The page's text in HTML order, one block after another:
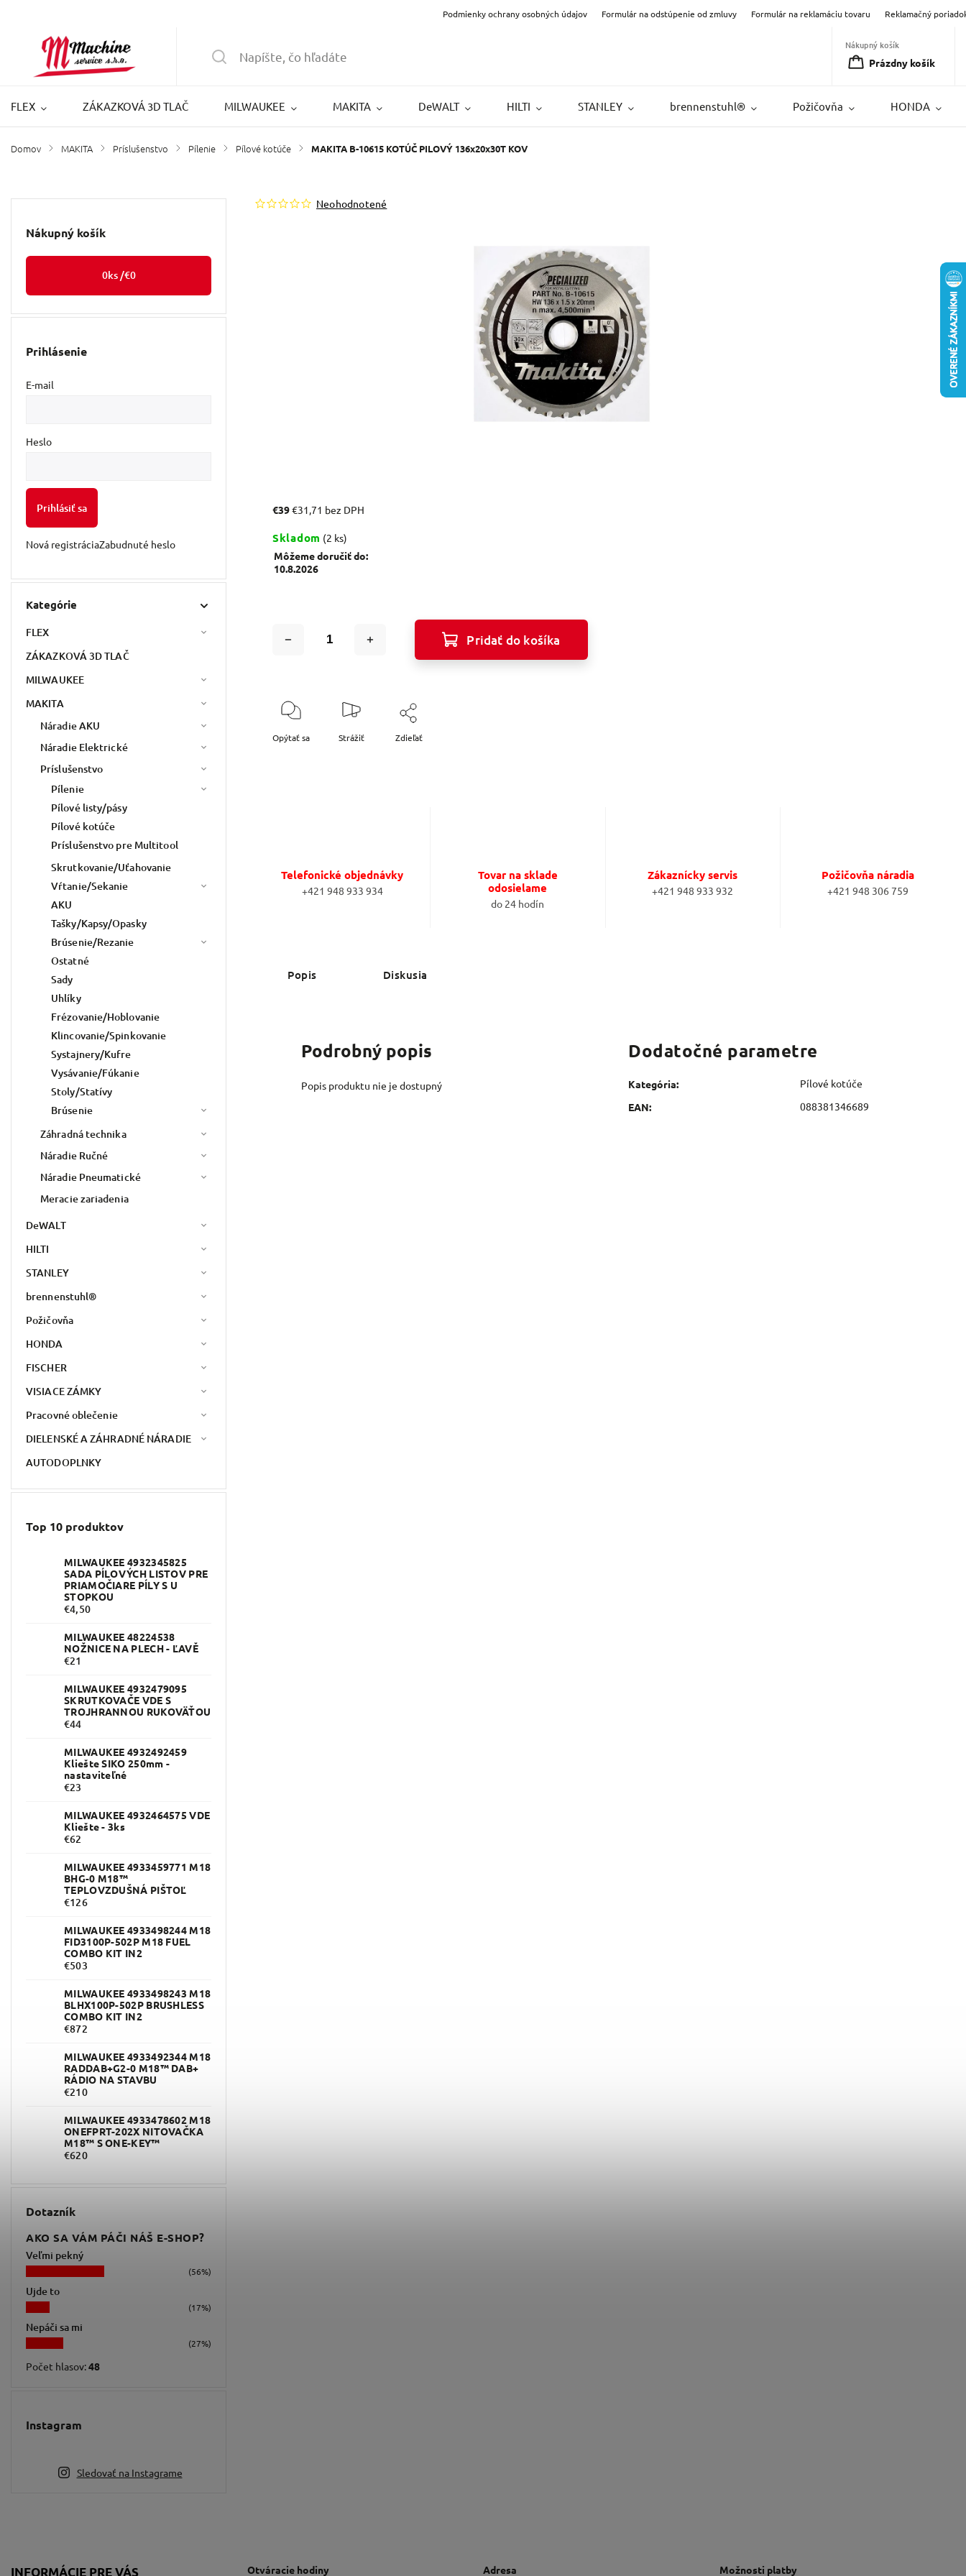
Podmienky ochrany osobných údajov Formulár na odstúpenie od zmluvy Formulár na reklamáciu tovaru Reklamačný
Nákupný košík
Prázdny košík
FLEX ZÁKAZKOVÁ 3D TLAČ MILWAUKEE MAKITA DeWALT HILTI STANLEY brennenstuhl® Požičovňa HONDA
Domov / MAKITA / Príslušenstvo / Pílenie / Pílové kotúče / MAKITA B-10615 KOTÚČ PILOVÝ 136x20x30T KOV
Nákupný košík
0ks /€0
Prihlásenie
E-mail
Heslo
Prihlásiť sa
Nová registráciaZabudnuté heslo
Kategórie
FLEX
ZÁKAZKOVÁ 3D TLAČ
MILWAUKEE
MAKITA
Náradie AKU
Náradie Elektrické
Príslušenstvo
Pílenie
Pílové listy/pásy
Pílové kotúče
Príslušenstvo pre Multitool
Skrutkovanie/Uťahovanie
Vŕtanie/Sekanie
AKU
Tašky/Kapsy/Opasky
Brúsenie/Rezanie
Ostatné
Sady
Uhlíky
Frézovanie/Hoblovanie
Klincovanie/Spinkovanie
Systajnery/Kufre
Vysávanie/Fúkanie
Stoly/Statívy
Brúsenie
Záhradná technika
Náradie Ručné
Náradie Pneumatické
Meracie zariadenia
DeWALT
HILTI
STANLEY
brennenstuhl®
Požičovňa
HONDA
FISCHER
VISIACE ZÁMKY
Pracovné oblečenie
DIELENSKÉ A ZÁHRADNÉ NÁRADIE
AUTODOPLNKY
Top 10 produktov
MILWAUKEE 4932345825
SADA PÍLOVÝCH LISTOV PRE
PRIAMOČIARE PÍLY S U
STOPKOU
€4,50
MILWAUKEE 48224538
NOŽNICE NA PLECH - ĽAVĚ
€21
MILWAUKEE 4932479095
SKRUTKOVAČE VDE S
TROJHRANNOU RUKOVÄŤOU
€44
MILWAUKEE 4932492459
Kliešte SIKO 250mm -
nastaviteľné
€23
MILWAUKEE 4932464575 VDE
Kliešte - 3ks
€62
MILWAUKEE 4933459771 M18
BHG-0 M18™
TEPLOVZDUŠNÁ PIŠTOĽ
€126
MILWAUKEE 4933498244 M18
FID3100P-502P M18 FUEL
COMBO KIT IN2
€503
MILWAUKEE 4933498243 M18
BLHX100P-502P BRUSHLESS
COMBO KIT IN2
€872
MILWAUKEE 4933492344 M18
RADDAB+G2-0 M18™ DAB+
RÁDIO NA STAVBU
€210
MILWAUKEE 4933478602 M18
ONEFPRT-202X NITOVAČKA
M18™ S ONE-KEY™
€620
Dotazník
AKO SA VÁM PÁČI NÁŠ E-SHOP?
Veľmi pekný
(56%)
Ujde to
(17%)
Nepáči sa mi
(27%)
Počet hlasov:48
Instagram
Sledovať na Instagrame
Neohodnotené
€39€31,71 bez DPH
Skladom (2 ks)
Môžeme doručiť do:
10.8.2026
Pridať do košíka
Opýtať sa Strážiť Zdieľať
Telefonické objednávky
+421 948 933 934
Tovar na sklade
odosielame
do 24 hodín
Zákaznícky servis
+421 948 933 932
Požičovňa náradia
+421 948 306 759
Popis Diskusia
Podrobný popis
Popis produktu nie je dostupný
Dodatočné parametre
Kategória:
Pílové kotúče
EAN: 088381346689
INFORMÁCIE PRE VÁS Otváracie hodiny Adresa Možnosti platby